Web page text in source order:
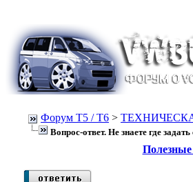
Форум Т5 / T6 >
Вопрос-ответ. Не знаете где